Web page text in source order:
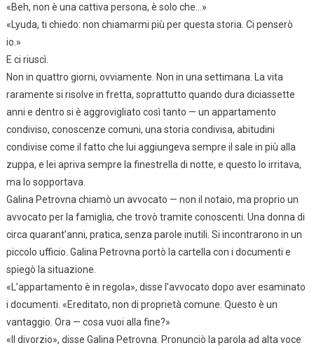
«Beh, non è una cattiva persona, è solo che…»
«Lyuda, ti chiedo: non chiamarmi più per questa storia. Ci penserò
io.»
E ci riuscì.
Non in quattro giorni, ovviamente. Non in una settimana. La vita
raramente si risolve in fretta, soprattutto quando dura diciassette
anni e dentro si è aggrovigliato così tanto — un appartamento
condiviso, conoscenze comuni, una storia condivisa, abitudini
condivise come il fatto che lui aggiungeva sempre il sale in più alla
zuppa, e lei apriva sempre la finestrella di notte, e questo lo irritava,
ma lo sopportava.
Galina Petrovna chiamò un avvocato — non il notaio, ma proprio un
avvocato per la famiglia, che trovò tramite conoscenti. Una donna di
circa quarant’anni, pratica, senza parole inutili. Si incontrarono in un
piccolo ufficio. Galina Petrovna portò la cartella con i documenti e
spiegò la situazione.
«L’appartamento è in regola», disse l’avvocato dopo aver esaminato
i documenti. «Ereditato, non di proprietà comune. Questo è un
vantaggio. Ora — cosa vuoi alla fine?»
«Il divorzio», disse Galina Petrovna. Pronunciò la parola ad alta voce